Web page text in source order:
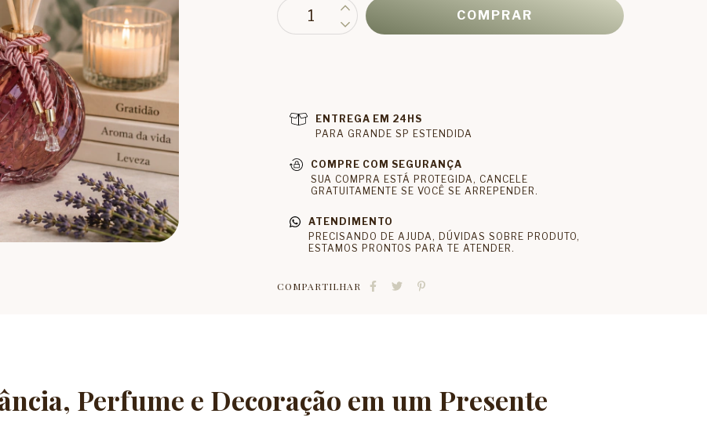
ENTREGA EM 24HS
PARA GRANDE SP ESTENDIDA
COMPRE COM SEGURANÇA
SUA COMPRA ESTÁ PROTEGIDA, CANCELE
GRATUITAMENTE SE VOCÊ SE ARREPENDER.
ATENDIMENTO
PRECISANDO DE AJUDA, DÚVIDAS SOBRE PRODUTO,
ESTAMOS PRONTOS PARA TE ATENDER.
COMPARTILHAR
Perfume e Decoração em um Presente